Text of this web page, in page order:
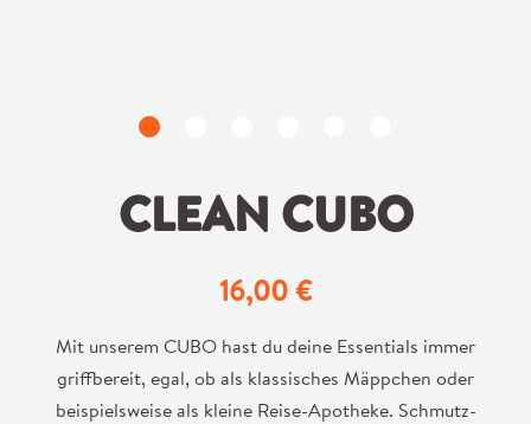
CLEAN CUBO
Regulärer Preis:
16,00 €
Mit unserem CUBO hast du deine Essentials immer
griffbereit, egal, ob als klassisches Mäppchen oder
beispielsweise als kleine Reise-Apotheke. Schmutz-